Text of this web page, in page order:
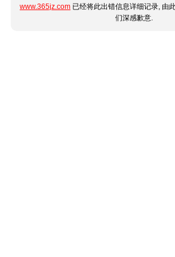
www.365jz.com 已经将此出错信息详细记录, 由
们深感歉意.